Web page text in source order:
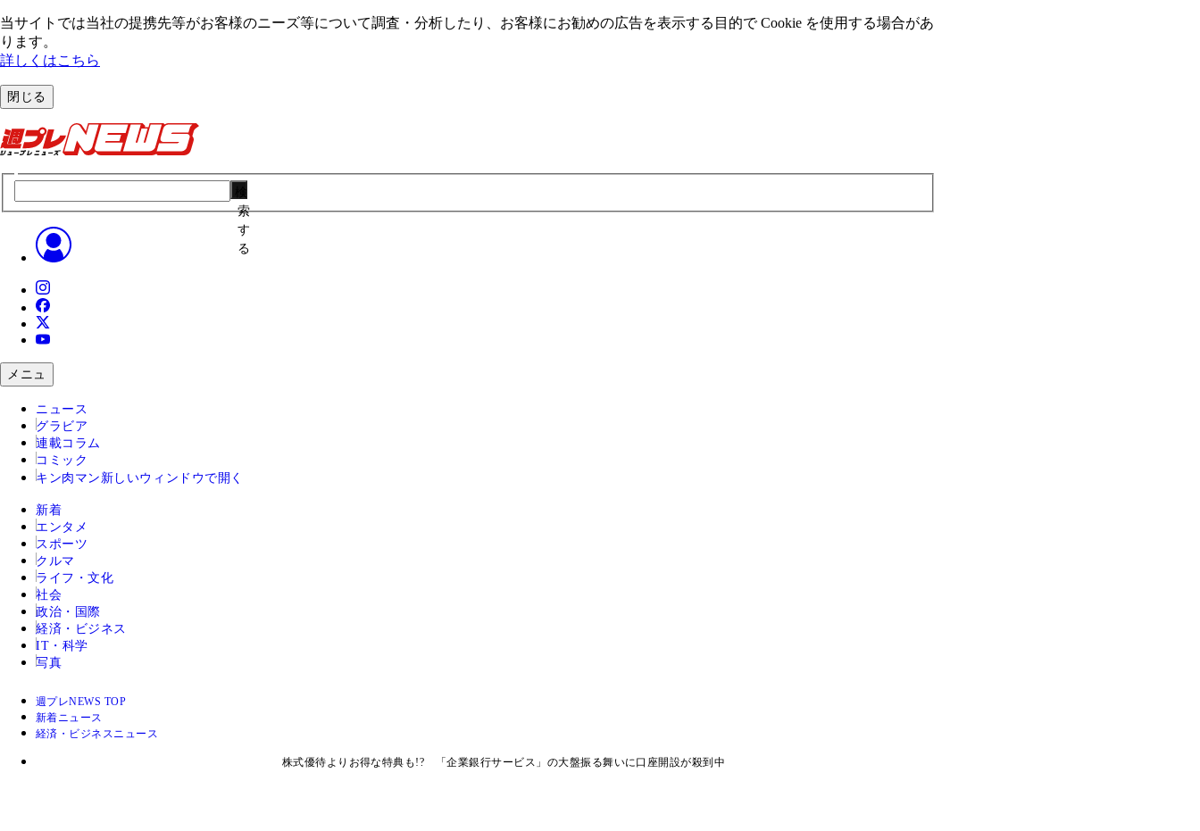
当サイトでは当社の提携先等がお客様のニーズ等について調査・分析したり、お客様にお勧めの広告を表⽰する⽬的で Cookie を使⽤する場合があ
ります。
詳しくはこちら
閉じる
索
す
る
メニュ
ニュース
グラビア
連載コラム
コミック
キン肉マン 新しいウィンドウで開く
新着
エンタメ
スポーツ
クルマ
ライフ・文化
社会
政治・国際
経済・ビジネス
IT・科学
写真
週プレNEWS TOP
新着ニュース
経済・ビジネスニュース
株式優待よりお得な特典も!? 「企業銀行サービス」の大盤振る舞いに口座開設が殺到中